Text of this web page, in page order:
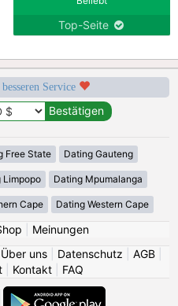
Top-Seite
Service
Free State Dating Gauteng
Limpopo Dating Mpumalanga
Cape Dating Western Cape
Meinungen
Über uns Datenschutz AGB
Kontakt FAQ